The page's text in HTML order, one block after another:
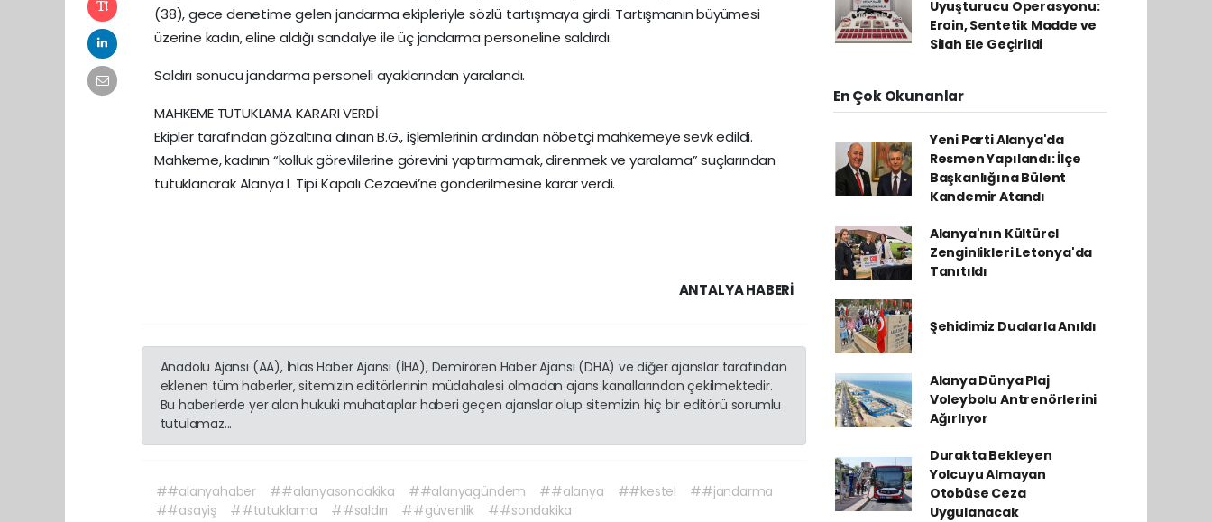
(38), gece denetime gelen jandarma ekipleriyle sözlü tartışmaya girdi. Tartışmanın büyümesi
üzerine kadın, eline aldığı sandalye ile üç jandarma personeline saldırdı.
Saldırı sonucu jandarma personeli ayaklarından yaralandı.
MAHKEME TUTUKLAMA KARARI VERDİ
Ekipler tarafından gözaltına alınan B.G., işlemlerinin ardından nöbetçi mahkemeye sevk edildi.
Mahkeme, kadının “kolluk görevlilerine görevini yaptırmamak, direnmek ve yaralama” suçlarından
tutuklanarak Alanya L Tipi Kapalı Cezaevi’ne gönderilmesine karar verdi.
ANTALYA HABERİ
Anadolu Ajansı (AA), İhlas Haber Ajansı (İHA), Demirören Haber Ajansı (DHA) ve diğer ajanslar tarafından
eklenen tüm haberler, sitemizin editörlerinin müdahalesi olmadan ajans kanallarından çekilmektedir.
Bu haberlerde yer alan hukuki muhataplar haberi geçen ajanslar olup sitemizin hiç bir editörü sorumlu
tutulamaz...
##alanyahaber ##alanyasondakika ##alanyagündem ##alanya ##kestel
##jandarma
##asayiş
##tutuklama ##saldırı ##güvenlik ##sondakika
Uyuşturucu Operasyonu:
Eroin, Sentetik Madde ve
Silah Ele Geçirildi
En Çok Okunanlar
Yeni Parti Alanya'da
Resmen Yapılandı: İlçe
Başkanlığına Bülent
Kandemir Atandı
Alanya'nın Kültürel
Zenginlikleri Letonya'da
Tanıtıldı
Şehidimiz Dualarla Anıldı
Alanya Dünya Plaj
Voleybolu Antrenörlerini
Ağırlıyor
Durakta Bekleyen
Yolcuyu Almayan
Otobüse Ceza
Uygulanacak